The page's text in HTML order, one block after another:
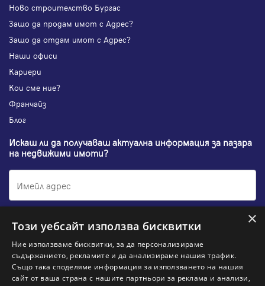
Ново строителство Бургас
Защо да продам имот с Адрес?
Защо да отдам имот с Адрес?
Наши офиси
Кариери
Кои сме ние?
Франчайз
Блог
Искаш ли да получаваш актуална информация за пазара
на недвижими имоти?
Абонирам се
НАЙ-ПОПУЛЯРНИ ТЪРСЕНИЯ:
×
Този уебсайт използва бисквитки
Ние използваме бисквитки, за да персонализираме
съдържанието, рекламите и да анализираме нашия трафик.
Също така споделяме информация за използването на нашия
сайт от ваша страна с нашите партньори за реклама и анализи,